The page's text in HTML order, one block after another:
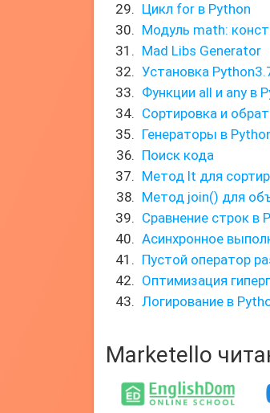
Цикл for в Python
Модуль math:
Mad Libs Generator
Установка
Функции all и any в
Сортировка и
Генераторы в
Поиск кода
Метод lt для
Метод join() для
Сравнение строк в
Асинхронное
Пустой оператор
Оптимизация
Логирование в
Marketello